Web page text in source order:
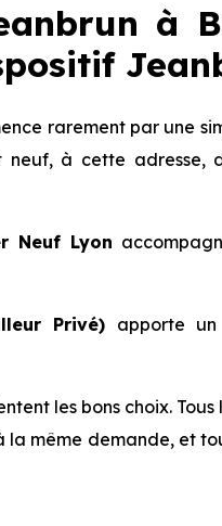
à
rarement par une
à cette adresse,
Neuf Lyon
Privé) apporte
les bons choix.
même demande, et